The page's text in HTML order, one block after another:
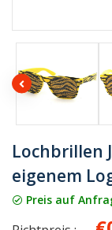
Lochbrillen
eigenem
Preis auf